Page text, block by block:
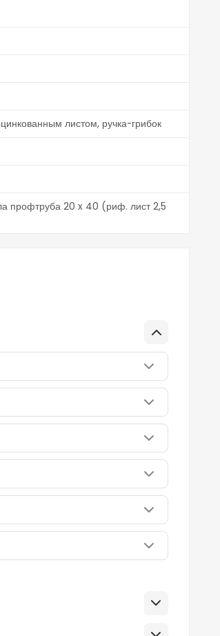
листом, ручка-грибок
профтруба 20 x 40 (риф. лист 2,5